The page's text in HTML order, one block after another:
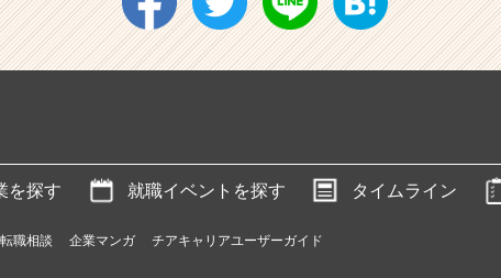
を探す 就職イベントを探す タイムライン
転職相談 企業マンガ チアキャリアユーザーガイド